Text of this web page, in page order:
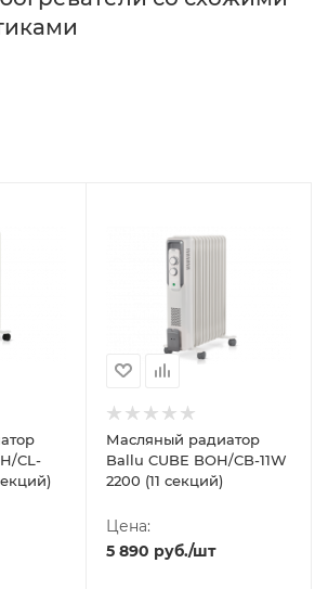
CL-
Масляный радиатор
Ballu CUBE BOH/CB-11W
2200 (11 секций)
Цена:
5 890 руб./шт